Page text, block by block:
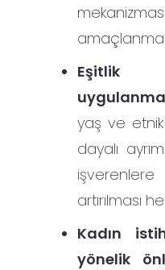
Eşitlik
yaş ve
dayalı
işverenlere
artırılması
Kadın
yönelik